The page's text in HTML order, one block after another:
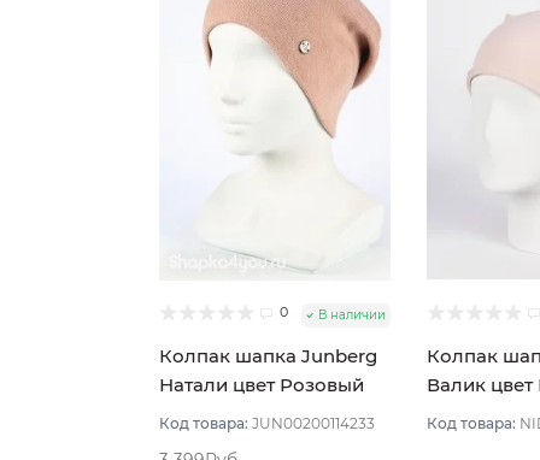
0 В наличии
Колпак шапка Junberg
Натали цвет Розовый
пудровый
Код товара: JUN00200114233
Колпак
Валик
пудровый
Код товара: